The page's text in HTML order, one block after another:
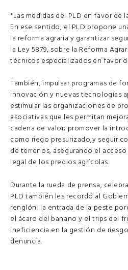
*Las medidas del PLD en favor de
En ese sentido, el PLD propone
la reforma agraria y garantizar
la Ley 5879, sobre la Reforma
técnicos especializados en favor
También, impulsar programas de
innovación y nuevas tecnologías
estimular las organizaciones de
asociativas que les permitan
cadena de valor; promover la
como riego presurizado,y seguir
de terrenos, asegurando el
legal de los predios agrícolas.
Durante la rueda de prensa,
PLD también les recordó al
renglón: la entrada de la peste
el ácaro del banano y el trips del
ineficiencia en la gestión de
denuncia.